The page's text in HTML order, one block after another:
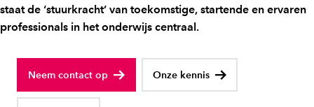
staat de ‘stuurkracht’ van toekomstige, startende en ervaren
professionals in het onderwijs centraal.
Neem contact op Onze kennis